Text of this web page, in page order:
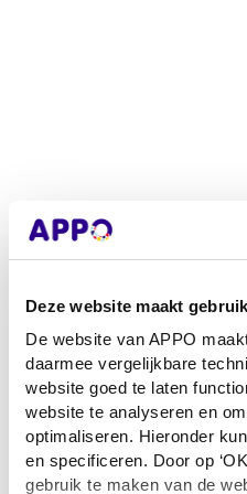
Deze website maakt
De website van APPO
daarmee vergelijkbare
website goed te laten
website te analyseren en
optimaliseren. Hieronder
en specificeren. Door op
gebruik te maken van de
Application error: a client-side